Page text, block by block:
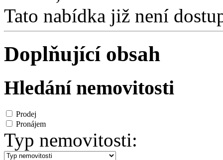
Tato nabídka již není
Doplňující obsah
Hledání nemovitosti
Prodej
Pronájem
Typ nemovitosti: